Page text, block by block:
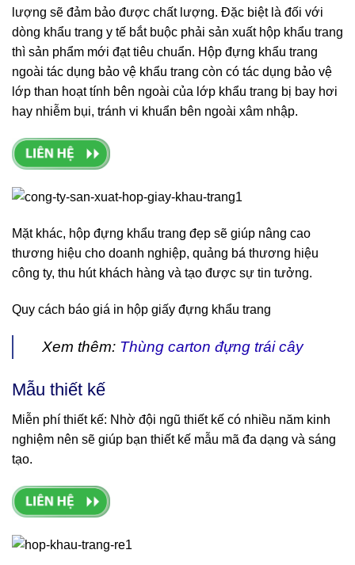
lượng sẽ đảm bảo được chất lượng. Đặc biệt là đối với
dòng khẩu trang y tế bắt buộc phải sản xuất hộp khẩu trang
thì sản phẩm mới đạt tiêu chuẩn. Hộp đựng khẩu trang
ngoài tác dụng bảo vệ khẩu trang còn có tác dụng bảo vệ
lớp than hoạt tính bên ngoài của lớp khẩu trang bị bay hơi
hay nhiễm bụi, tránh vi khuẩn bên ngoài xâm nhập.
Mặt khác, hộp đựng khẩu trang đẹp sẽ giúp nâng cao
thương hiệu cho doanh nghiệp, quảng bá thương hiệu
công ty, thu hút khách hàng và tạo được sự tin tưởng.
Quy cách báo giá in hộp giấy đựng khẩu trang
Xem thêm: Thùng carton đựng trái cây
Mẫu thiết kế
Miễn phí thiết kế: Nhờ đội ngũ thiết kế có nhiều năm kinh
nghiệm nên sẽ giúp bạn thiết kế mẫu mã đa dạng và sáng
tạo.